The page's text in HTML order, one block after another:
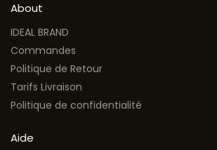
About
IDEAL BRAND
Commandes
Politique de Retour
Tarifs Livraison
Politique de confidentialité
Aide